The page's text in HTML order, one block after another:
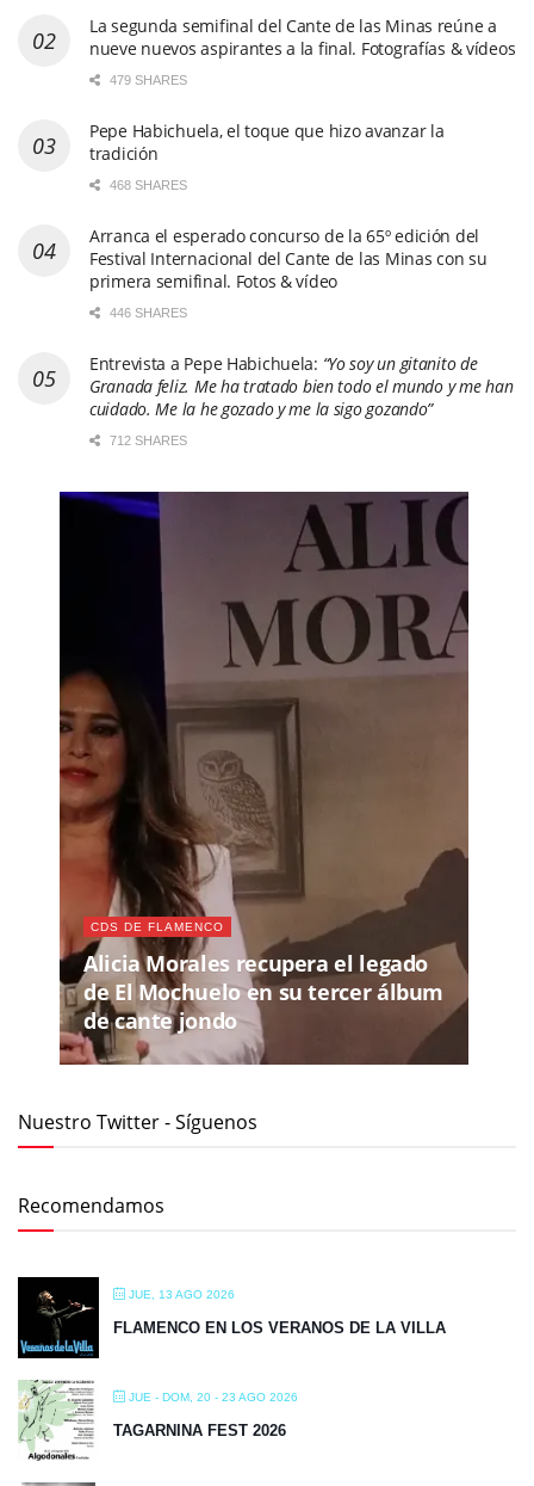
La segunda semifinal del Cante de las Minas reúne a
nueve nuevos aspirantes a la final. Fotografías & vídeos
479 SHARES
Pepe Habichuela, el toque que hizo avanzar la
tradición
468 SHARES
Arranca el esperado concurso de la 65º edición del
Festival Internacional del Cante de las Minas con su
primera semifinal. Fotos & vídeo
446 SHARES
Entrevista a Pepe Habichuela: “Yo soy un gitanito de
Granada feliz. Me ha tratado bien todo el mundo y me han
cuidado. Me la he gozado y me la sigo gozando”
712 SHARES
CDS DE FLAMENCO
Alicia Morales recupera el legado
de El Mochuelo en su tercer álbum
de cante jondo
Nuestro Twitter - Síguenos
Recomendamos
JUE, 13 AGO 2026
FLAMENCO EN LOS VERANOS DE LA VILLA
JUE - DOM, 20 - 23 AGO 2026
TAGARNINA FEST 2026